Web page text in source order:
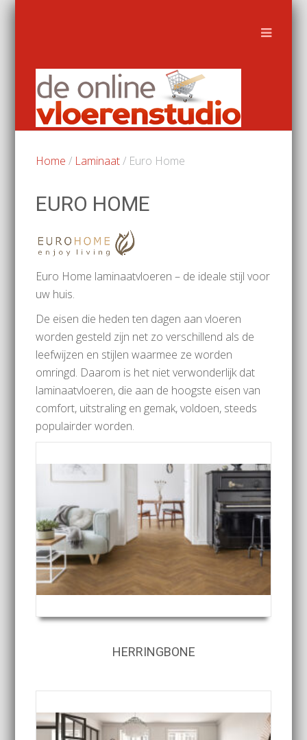
Home / Laminaat/ Euro Home
EURO HOME
Euro Home laminaatvloeren – de ideale stijl voor
uw huis.
De eisen die heden ten dagen aan vloeren
worden gesteld zijn net zo verschillend als de
leefwijzen en stijlen waarmee ze worden
omringd. Daarom is het niet verwonderlijk dat
laminaatvloeren, die aan de hoogste eisen van
comfort, uitstraling en gemak, voldoen, steeds
populairder worden.
HERRINGBONE